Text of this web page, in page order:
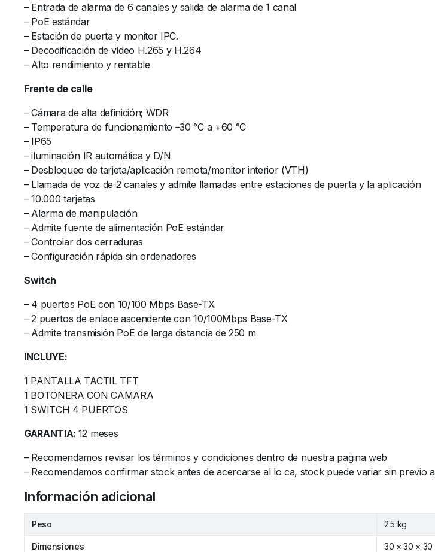
– Entrada de alarma de 6 canales y salida de alarma de 1 canal
– PoE estándar
– Estación de puerta y monitor IPC.
– Decodificación de vídeo H.265 y H.264
– Alto rendimiento y rentable
Frente de calle
– Cámara de alta definición; WDR
– Temperatura de funcionamiento –30 °C a +60 °C
– IP65
– iluminación IR automática y D/N
– Desbloqueo de tarjeta/aplicación remota/monitor interior (VTH)
– Llamada de voz de 2 canales y admite llamadas entre estaciones de puerta y la aplicación
– 10.000 tarjetas
– Alarma de manipulación
– Admite fuente de alimentación PoE estándar
– Controlar dos cerraduras
– Configuración rápida sin ordenadores
Switch
– 4 puertos PoE con 10/100 Mbps Base-TX
– 2 puertos de enlace ascendente con 10/100Mbps Base-TX
– Admite transmisión PoE de larga distancia de 250 m
INCLUYE:
1 PANTALLA TACTIL TFT
1 BOTONERA CON CAMARA
1 SWITCH 4 PUERTOS
GARANTIA: 12 meses
– Recomendamos revisar los términos y condiciones dentro de nuestra pagina web
– Recomendamos confirmar stock antes de acercarse al lo ca, stock puede variar sin previo
Información adicional
Peso 2.5 kg
Dimensiones 30 × 30 × 30